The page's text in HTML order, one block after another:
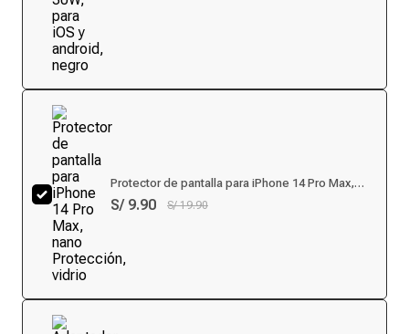
Protector de pantalla para iPhone 14 Pro Max,
nano Protección, vidrio
S/ 9.90 S/ 19.90